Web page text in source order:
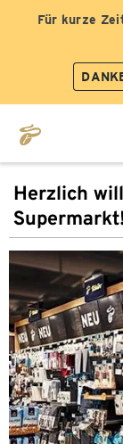
Für kurze
Herzlich